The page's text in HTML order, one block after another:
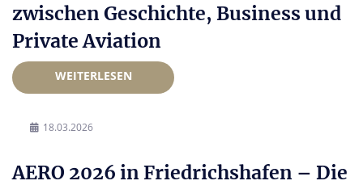
zwischen Geschichte, Business und
Private Aviation
WEITERLESEN
18.03.2026
AERO 2026 in Friedrichshafen – Die